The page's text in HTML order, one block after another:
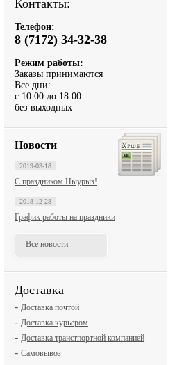
Контакты:
Телефон:
8 (7172) 34-32-38
Режим работы:
Заказы принимаются
Все дни:
с 10:00 до 18:00
без выходных
Новости
2019-03-18
С праздником Ныурыз!
2018-12-28
График работы на праздники
Все новости
Доставка
- Доставка почтой
- Доставка курьером
- Доставка транстпортной компанией
- Самовывоз